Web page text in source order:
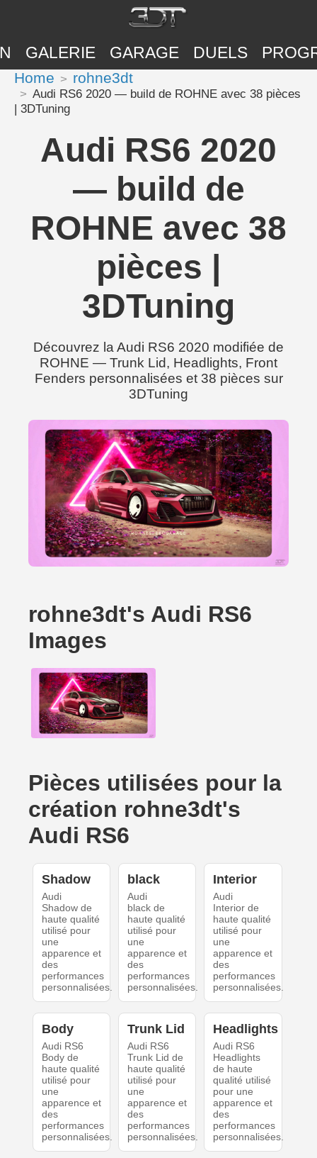
GALERIE GARAGE DUELS
Home rohne3dt
Audi RS6 2020 — build de ROHNE avec 38 pièces
| 3DTuning
Audi RS6 2020
— build de
ROHNE avec 38
pièces |
3DTuning
Découvrez la Audi RS6 2020 modifiée de
ROHNE — Trunk Lid, Headlights, Front
Fenders personnalisées et 38 pièces sur
3DTuning
rohne3dt's Audi RS6
Images
Pièces utilisées pour la
création rohne3dt's
Audi RS6
Shadow
Audi
Shadow de
haute qualité
utilisé pour
une
apparence et
des
performances
personnalisées.
black
Audi
black de
haute qualité
utilisé pour
une
apparence et
des
performances
personnalisées.
Interior
Audi
Interior de
haute qualité
utilisé pour
une
apparence et
des
performances
personnalisées.
Body
Audi RS6
Body de
haute qualité
utilisé pour
une
apparence et
des
performances
personnalisées.
Trunk Lid
Audi RS6
Trunk Lid de
haute qualité
utilisé pour
une
apparence et
des
performances
personnalisées.
Headlights
Audi RS6
Headlights
de haute
qualité utilisé
pour une
apparence et
des
performances
personnalisées.